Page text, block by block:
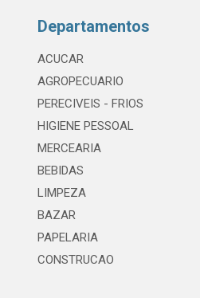
Departamentos
ACUCAR
AGROPECUARIO
PERECIVEIS - FRIOS
HIGIENE PESSOAL
MERCEARIA
BEBIDAS
LIMPEZA
BAZAR
PAPELARIA
CONSTRUCAO